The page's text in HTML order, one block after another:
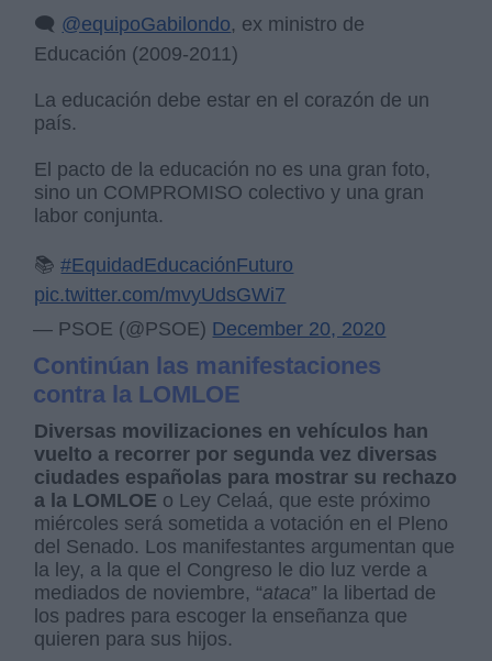
🗨️ @equipoGabilondo, ex ministro de
Educación (2009-2011)
La educación debe estar en el corazón de un
país.
El pacto de la educación no es una gran foto,
sino un COMPROMISO colectivo y una gran
labor conjunta.
📚#EquidadEducaciónFuturo
pic.twitter.com/mvyUdsGWi7
— PSOE (@PSOE) December 20, 2020
Continúan las manifestaciones
contra la LOMLOE
Diversas movilizaciones en vehículos han
vuelto a recorrer por segunda vez diversas
ciudades españolas para mostrar su rechazo
a la LOMLOE o Ley Celaá, que este próximo
miércoles será sometida a votación en el Pleno
del Senado. Los manifestantes argumentan que
la ley, a la que el Congreso le dio luz verde a
mediados de noviembre, “ataca” la libertad de
los padres para escoger la enseñanza que
quieren para sus hijos.